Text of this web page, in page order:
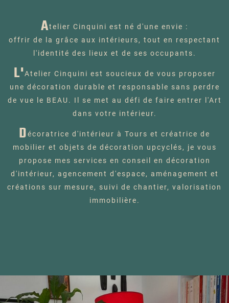
Atelier Cinquini est né d'une envie :
offrir de la grâce aux intérieurs, tout en respectant
l'identité des lieux et de ses occupants.
L'Atelier Cinquini est soucieux de vous proposer
une décoration durable et responsable sans perdre
de vue le BEAU. Il se met au défi de faire entrer l'Art
dans votre intérieur.
Décoratrice d'intérieur à Tours et créatrice de
mobilier et objets de décoration upcyclés, je vous
propose mes services en conseil en décoration
d'intérieur, agencement d'espace, aménagement et
créations sur mesure, suivi de chantier, valorisation
immobilière.